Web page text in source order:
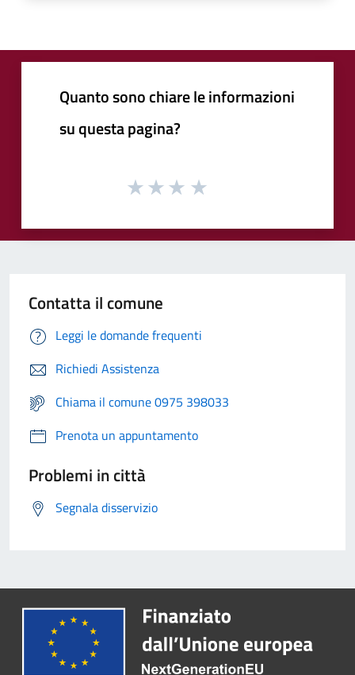
Quanto sono chiare le informazioni
su questa pagina?
Contatta il comune
Leggi le domande frequenti
Richiedi Assistenza
Chiama il comune 0975 398033
Prenota un appuntamento
Problemi in città
Segnala disservizio